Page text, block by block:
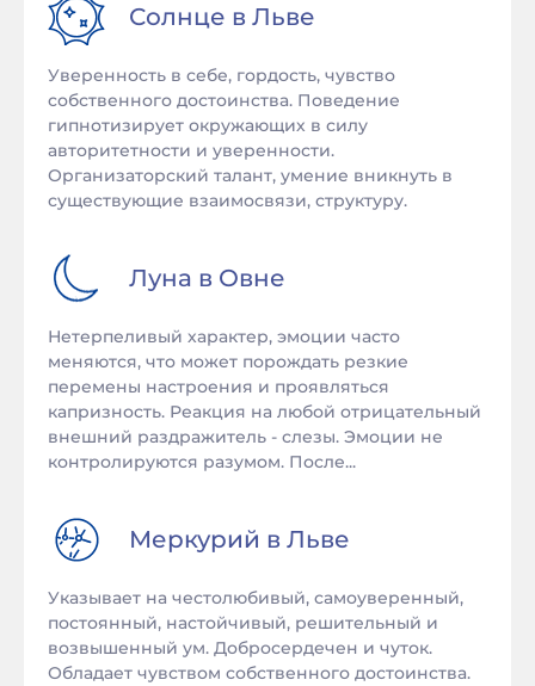
Солнце в Льве
Уверенность в себе, гордость, чувство
собственного достоинства. Поведение
гипнотизирует окружающих в силу
авторитетности и уверенности.
Организаторский талант, умение вникнуть в
существующие взаимосвязи, структуру.
Луна в Овне
Нетерпеливый характер, эмоции часто
меняются, что может порождать резкие
перемены настроения и проявляться
капризность. Реакция на любой отрицательный
внешний раздражитель - слезы. Эмоции не
контролируются разумом. После...
Меркурий в Льве
Указывает на честолюбивый, самоуверенный,
постоянный, настойчивый, решительный и
возвышенный ум. Добросердечен и чуток.
Обладает чувством собственного достоинства.